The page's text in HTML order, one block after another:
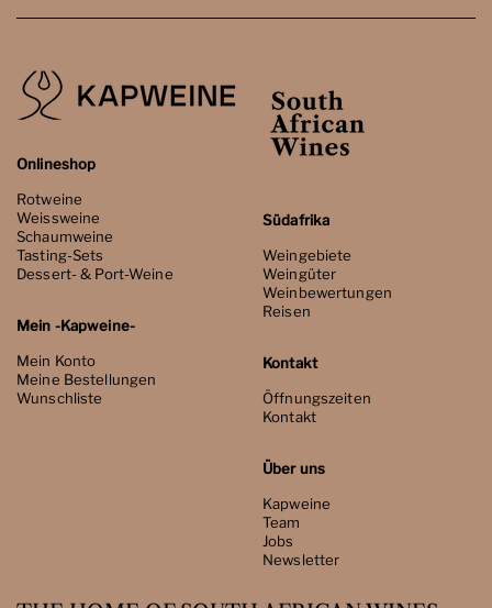
Onlineshop
Rotweine
Weissweine
Schaumweine
Tasting-Sets
Dessert- & Port-Weine
Mein -Kapweine-
Mein Konto
Meine Bestellungen
Wunschliste
Südafrika
Weingebiete
Weingüter
Weinbewertungen
Reisen
Kontakt
Öffnungszeiten
Kontakt
Über uns
Kapweine
Team
Jobs
Newsletter